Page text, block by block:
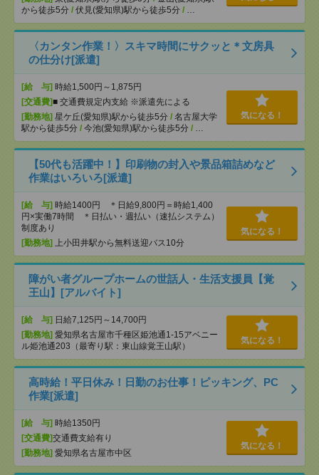
から徒歩5分 / 伏見(愛知県)駅から徒歩5分 / …
〈カンタン作業！〉スキマ時間にサクッと＊文房具
の仕分け[派遣]
[給 与] 時給1,500円～1,875円
[交通費]■ 交通費規定内支給 ※派遣先による
[勤務地] 星ケ丘(愛知県)駅から徒歩5分 / 名古屋大学
駅から徒歩5分 / 今池(愛知県)駅から徒歩5分 / …
気になる！
【50代も活躍中！】印刷物の封入や景品箱詰めなど
作業はいろいろ[派遣]
[給 与] 時給1400円 ＊日給9,800円＝時給1,400
円×実働7時間 ＊日払い・週払い（速払システム）
制度あり
[勤務地] 上小田井駅から無料送迎バス10分
気になる！
障がい者グループホームの世話人・生活支援員【覚
王山】[アルバイト]
[給 与] 日給7,125円～14,700円
[勤務地] 愛知県名古屋市千種区姫池通1-15アベニー
ル姫池通203（最寄り駅：東山線覚王山駅）
気になる！
高時給！平日休み！日勤のお仕事！ピッキング、PC
作業[派遣]
[給 与] 時給1350円
[交通費]交通費支給有り
[勤務地] 愛知県名古屋市中区
気になる！